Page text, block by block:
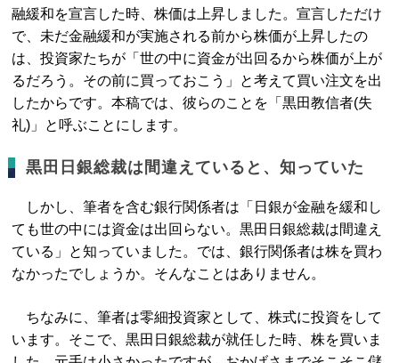
融緩和を宣言した時、株価は上昇しました。宣言しただけ
で、未だ金融緩和が実施される前から株価が上昇したの
は、投資家たちが「世の中に資金が出回るから株価が上が
るだろう。その前に買っておこう」と考えて買い注文を出
したからです。本稿では、彼らのことを「黒田教信者(失
礼)」と呼ぶことにします。
黒田日銀総裁は間違えていると、知っていた
しかし、筆者を含む銀行関係者は「日銀が金融を緩和し
ても世の中には資金は出回らない。黒田日銀総裁は間違え
ている」と知っていました。では、銀行関係者は株を買わ
なかったでしょうか。そんなことはありません。
ちなみに、筆者は零細投資家として、株式に投資をして
います。そこで、黒田日銀総裁が就任した時、株を買いま